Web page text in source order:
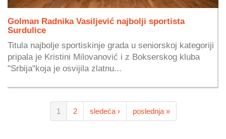
Golman Radnika Vasiljević najbolji sportista
Surdulice
Titula najbolje sportiskinje grada u seniorskoj kategoriji
pripala je Kristini Milovanović i z Bokserskog kluba
"Srbija"koja je osvijila zlatnu...
1 2 sledeća › poslednja »